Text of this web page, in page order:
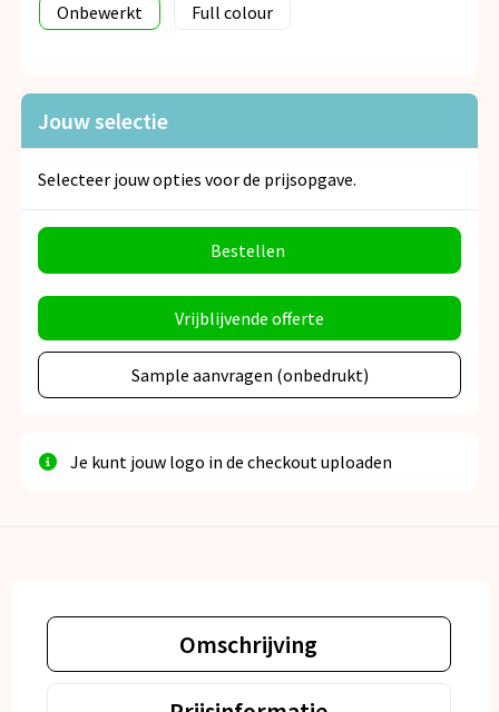
Onbewerkt
Full colour
Jouw selectie
Selecteer jouw opties voor de prijsopgave.
Bestellen
Vrijblijvende offerte
Sample aanvragen (onbedrukt)
Je kunt jouw logo in de checkout uploaden
Omschrijving